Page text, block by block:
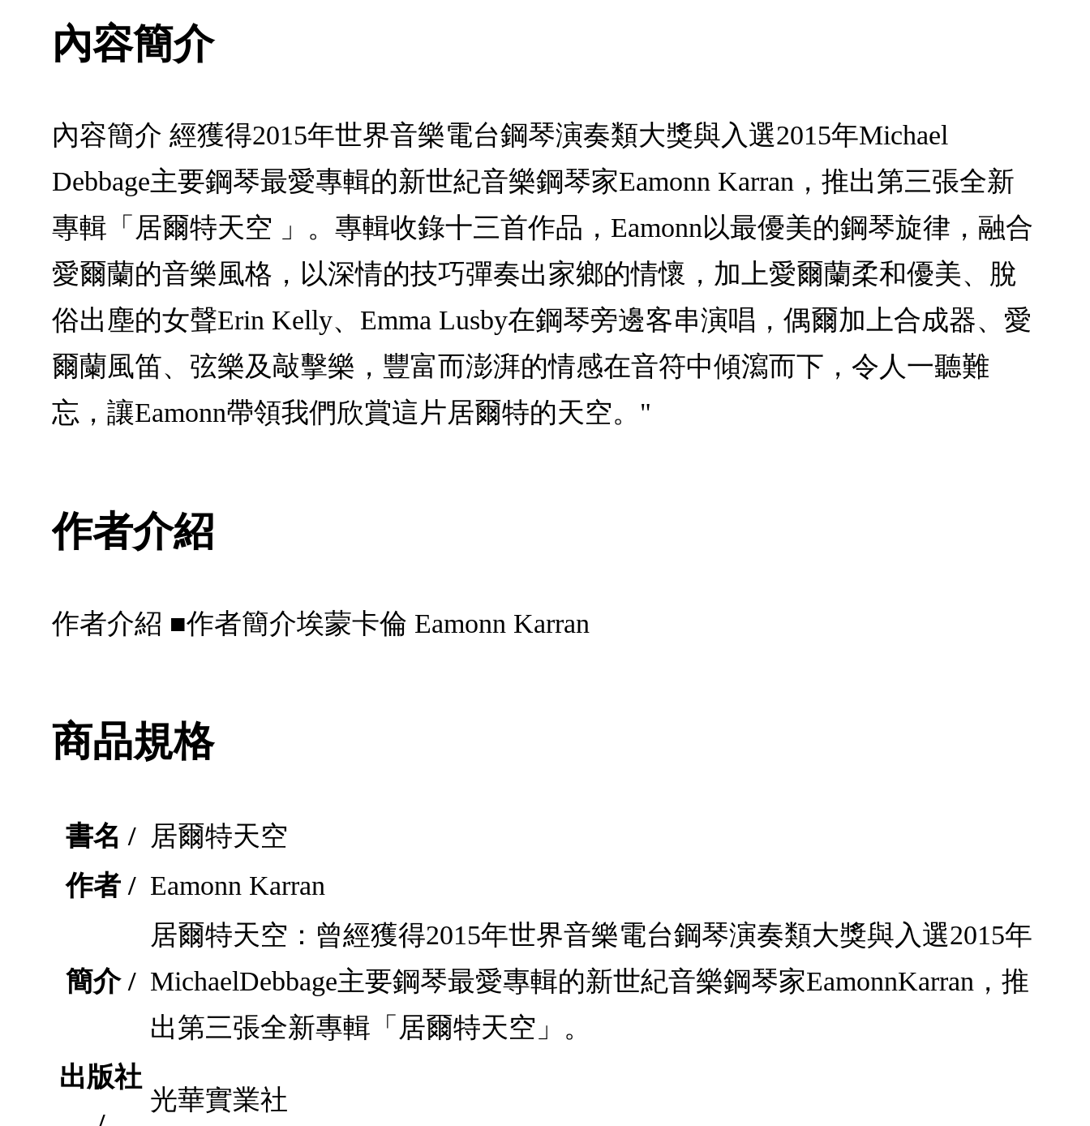
內容簡介
內容簡介 經獲得2015年世界音樂電台鋼琴演奏類大獎與入選2015年Michael
Debbage主要鋼琴最愛專輯的新世紀音樂鋼琴家Eamonn Karran，推出第三張全新
專輯「居爾特天空 」。專輯收錄十三首作品，Eamonn以最優美的鋼琴旋律，融合
愛爾蘭的音樂風格，以深情的技巧彈奏出家鄉的情懷，加上愛爾蘭柔和優美、脫
俗出塵的女聲Erin Kelly、Emma Lusby在鋼琴旁邊客串演唱，偶爾加上合成器、愛
爾蘭風笛、弦樂及敲擊樂，豐富而澎湃的情感在音符中傾瀉而下，令人一聽難
忘，讓Eamonn帶領我們欣賞這片居爾特的天空。"
作者介紹
作者介紹 ■作者簡介埃蒙卡倫 Eamonn Karran
商品規格
書名 / 居爾特天空
作者 / Eamonn Karran
簡介 /
居爾特天空：曾經獲得2015年世界音樂電台鋼琴演奏類大獎與入選2015年
MichaelDebbage主要鋼琴最愛專輯的新世紀音樂鋼琴家EamonnKarran，推
出第三張全新專輯「居爾特天空」。
出版社
光華實業社